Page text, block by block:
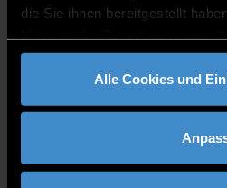
die Sie ihnen bereitgestellt
Alle Cookies und
Laboringenieur